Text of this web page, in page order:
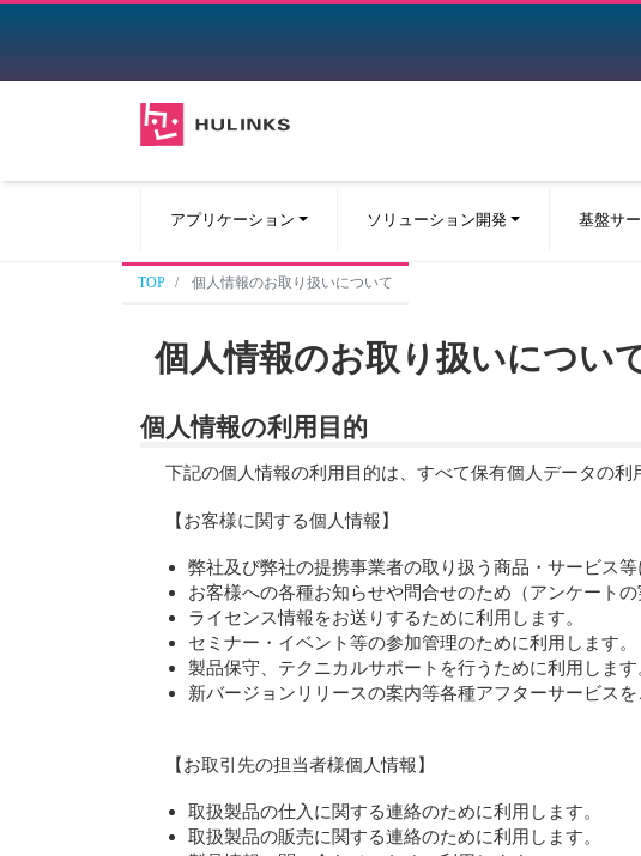
アプリケーション ソリューション開発 基盤サ
TOP 個人情報のお取り扱いについて
個人情報のお取り扱いについ
個人情報の利用目的
下記の個人情報の利用目的は、すべて保有個人データの利
【お客様に関する個人情報】
弊社及び弊社の提携事業者の取り扱う商品・サービス
お客様への各種お知らせや問合せのため（アンケートの
ライセンス情報をお送りするために利用します。
セミナー・イベント等の参加管理のために利用します。
製品保守、テクニカルサポートを行うために利用します
新バージョンリリースの案内等各種アフターサービスを
【お取引先の担当者様個人情報】
取扱製品の仕入に関する連絡のために利用します。
取扱製品の販売に関する連絡のために利用します。